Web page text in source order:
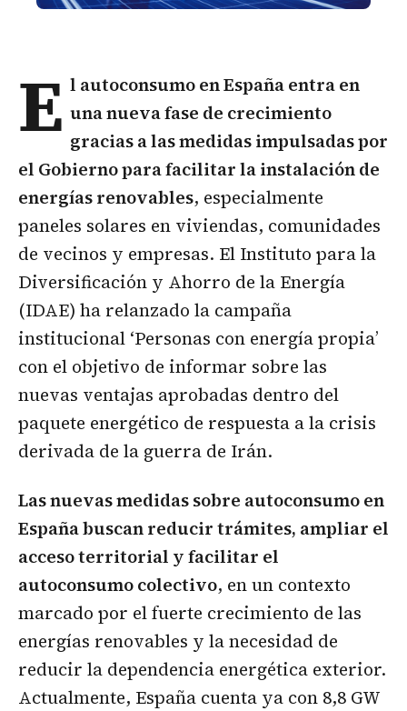
E l autoconsumoen España entra en
una nueva fase de crecimiento
gracias a las medidas impulsadas por
el Gobierno para facilitar la instalación de
energías renovables, especialmente
paneles solares en viviendas, comunidades
de vecinos y empresas. El Instituto para la
Diversificación y Ahorro de la Energía
(IDAE) ha relanzado la campaña
institucional ‘Personas con energía propia’
con el objetivo de informar sobre las
nuevas ventajas aprobadas dentro del
paquete energético de respuesta a la crisis
derivada de la guerra de Irán.
Las nuevas medidas sobre autoconsumo en
España buscan reducir trámites, ampliar el
acceso territorial y facilitar el
autoconsumo colectivo, en un contexto
marcado por el fuerte crecimiento de las
energías renovables y la necesidad de
reducir la dependencia energética exterior.
Actualmente, España cuenta ya con 8,8 GW